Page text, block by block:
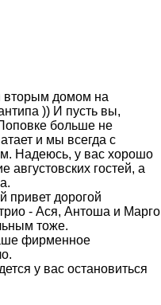
вторым домом на
)) И пусть вы,
больше не
и мы всегда с
Надеюсь, у вас хорошо
августовских гостей, а
привет дорогой
- Ася, Антоша и Марго
тоже.
фирменное
у вас остановиться